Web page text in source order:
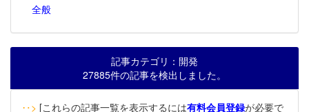
全般
記事カテゴリ：開発
27885件の記事を検出しました。
‥> [これらの記事一覧を表示するには有料会員登録が必要で